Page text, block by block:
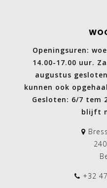
Openingsuren:
14.00-17.00 uur.
augustus
kunnen ook
Gesloten: 6/7 tem
blijft
+32